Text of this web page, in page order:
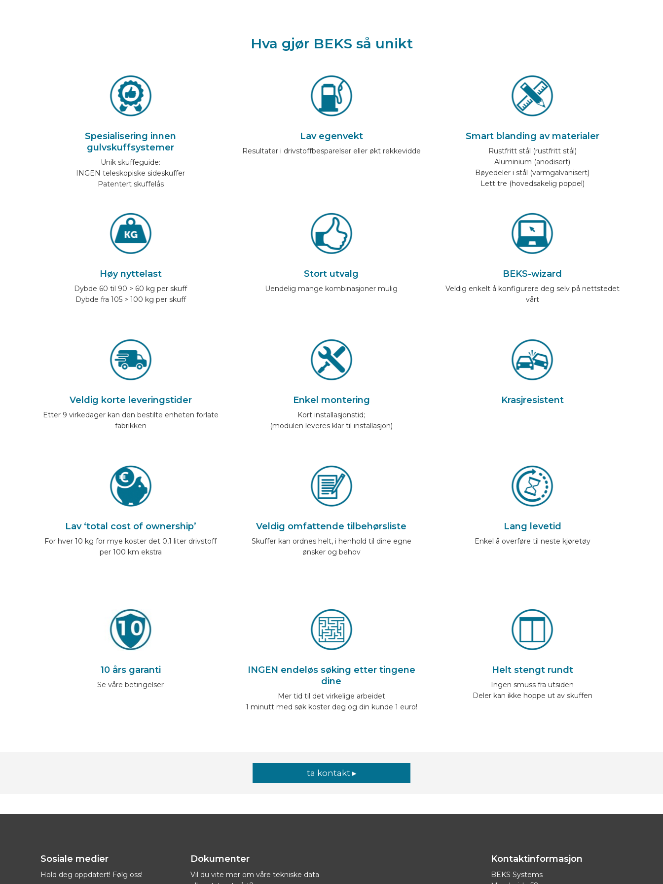
Hva gjør BEKS så unikt
Spesialisering innen
gulvskuffsystemer
Unik skuffeguide:
INGEN teleskopiske sideskuffer
Patentert skuffelås
Lav egenvekt
Resultater i drivstoffbesparelser eller økt rekkevidde
Smart blanding av materialer
Rustfritt stål (rustfritt stål)
Aluminium (anodisert)
Bøyedeler i stål (varmgalvanisert)
Lett tre (hovedsakelig poppel)
Høy nyttelast
Dybde 60 til 90 > 60 kg per skuff
Dybde fra 105 > 100 kg per skuff
Stort utvalg
Uendelig mange kombinasjoner mulig
BEKS-wizard
Veldig enkelt å konfigurere deg selv på nettstedet
vårt
Veldig korte leveringstider
Etter 9 virkedager kan den bestilte enheten forlate
fabrikken
Enkel montering
Kort installasjonstid;
(modulen leveres klar til installasjon)
Krasjresistent
Lav ‘total cost of ownership’
For hver 10 kg for mye koster det 0,1 liter drivstoff
per 100 km ekstra
Veldig omfattende tilbehørsliste
Skuffer kan ordnes helt, i henhold til dine egne
ønsker og behov
Lang levetid
Enkel å overføre til neste kjøretøy
10 års garanti
Se våre betingelser
INGEN endeløs søking etter tingene
dine
Mer tid til det virkelige arbeidet
1 minutt med søk koster deg og din kunde 1 euro!
Helt stengt rundt
Ingen smuss fra utsiden
Deler kan ikke hoppe ut av skuffen
ta kontakt ▸
Sosiale medier
Hold deg oppdatert! Følg oss!
Dokumenter
Vil du vite mer om våre tekniske data
Kontaktinformasjon
BEKS Systems